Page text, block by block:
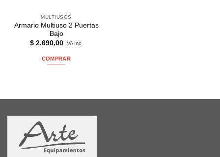
MULTIUSOS
Armario Multiuso 2 Puertas
Bajo
$2.690,00 IVA Inc.
COMPRAR
múltiples
opciones
se
pueden